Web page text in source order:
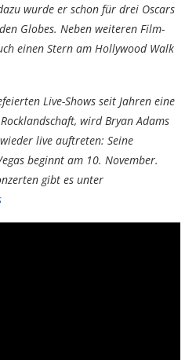
wurde er schon für drei Oscars
Globes. Neben weiteren Film-
einen Stern am Hollywood Walk
Live-Shows seit Jahren eine
wird Bryan Adams
live auftreten: Seine
beginnt am 10. November.
gibt es unter